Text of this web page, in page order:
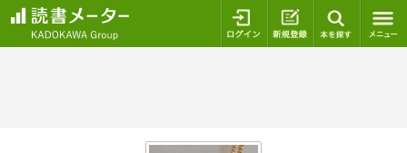
ログイン 新規登録